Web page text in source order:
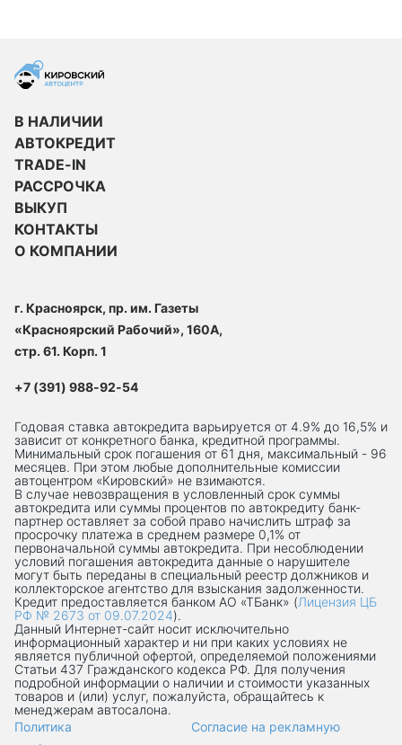
В НАЛИЧИИ
АВТОКРЕДИТ
TRADE-IN
РАССРОЧКА
ВЫКУП
КОНТАКТЫ
О КОМПАНИИ
г. Красноярск, пр. им. Газеты
«Красноярский Рабочий», 160А,
стр. 61. Корп. 1
+7 (391) 988-92-54
Годовая ставка автокредита варьируется от 4.9% до 16,5% и
зависит от конкретного банка, кредитной программы.
Минимальный срок погашения от 61 дня, максимальный - 96
месяцев. При этом любые дополнительные комиссии
автоцентром «Кировский» не взимаются.
В случае невозвращения в условленный срок суммы
автокредита или суммы процентов по автокредиту банк-
партнер оставляет за собой право начислить штраф за
просрочку платежа в среднем размере 0,1% от
первоначальной суммы автокредита. При несоблюдении
условий погашения автокредита данные о нарушителе
могут быть переданы в специальный реестр должников и
коллекторское агентство для взыскания задолженности.
Кредит предоставляется банком АО «ТБанк» (Лицензия ЦБ
РФ № 2673 от 09.07.2024).
Данный Интернет-сaйт носит исключительно
информационный характер и ни при каких условиях не
является публичной офертой, определяемой положениями
Статьи 437 Гражданского кодекса РФ. Для получения
подробной информации о наличии и стоимости указанных
товаров и (или) услуг, пожалуйста, обращайтесь к
менеджерам автосалона.
Политика
Согласие на рекламную